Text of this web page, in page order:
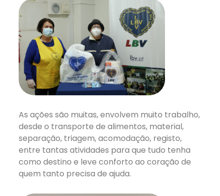
As ações são muitas, envolvem muito trabalho,
desde o transporte de alimentos, material,
separação, triagem, acomodação, registo,
entre tantas atividades para que tudo tenha
como destino e leve conforto ao coração de
quem tanto precisa de ajuda.